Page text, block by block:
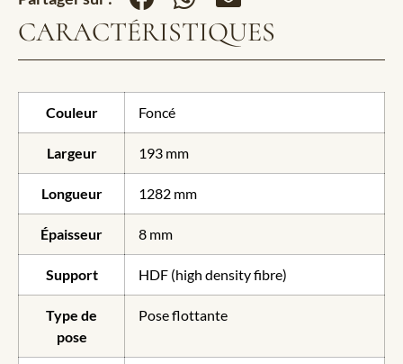
CARACTÉRISTIQUES
Couleur Foncé
Largeur 193 mm
Longueur 1282 mm
Épaisseur 8 mm
Support HDF (high density fibre)
Type de
pose
Pose flottante